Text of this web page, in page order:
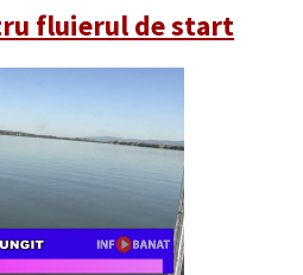
fluierul de start